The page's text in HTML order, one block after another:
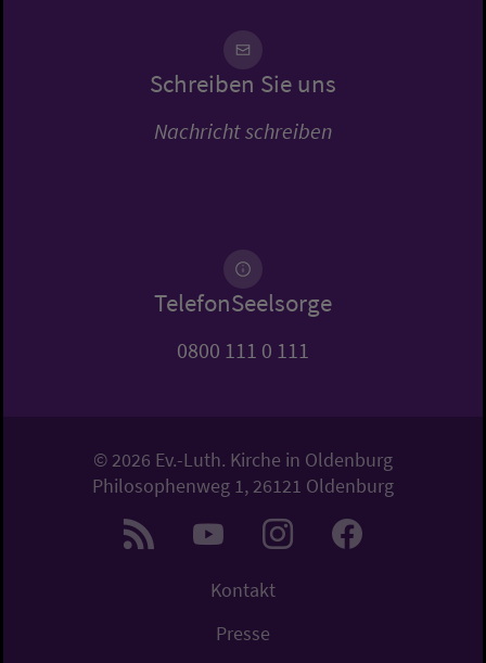
Schreiben Sie uns
Nachricht schreiben
TelefonSeelsorge
0800 111 0 111
© 2026 Ev.-Luth. Kirche in Oldenburg
Philosophenweg 1, 26121 Oldenburg
Kontakt
Presse